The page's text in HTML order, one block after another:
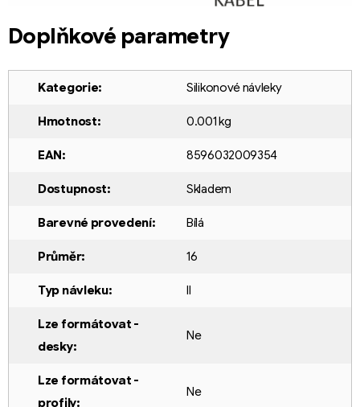
Doplňkové parametry
Kategorie: Silikonové návleky
Hmotnost: 0.001 kg
EAN: 8596032009354
Dostupnost: Skladem
Barevné provedení: Bílá
Průměr: 16
Typ návleku: II
Lze formátovat -
desky:
Ne
Lze formátovat -
profily:
Ne